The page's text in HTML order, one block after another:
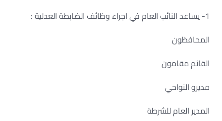
1- يساعد النائب العام في اجراء وظائف الضابطة العدلية :
المحافظون
القائم مقامون
مديرو النواحي
المدير العام للشرطة